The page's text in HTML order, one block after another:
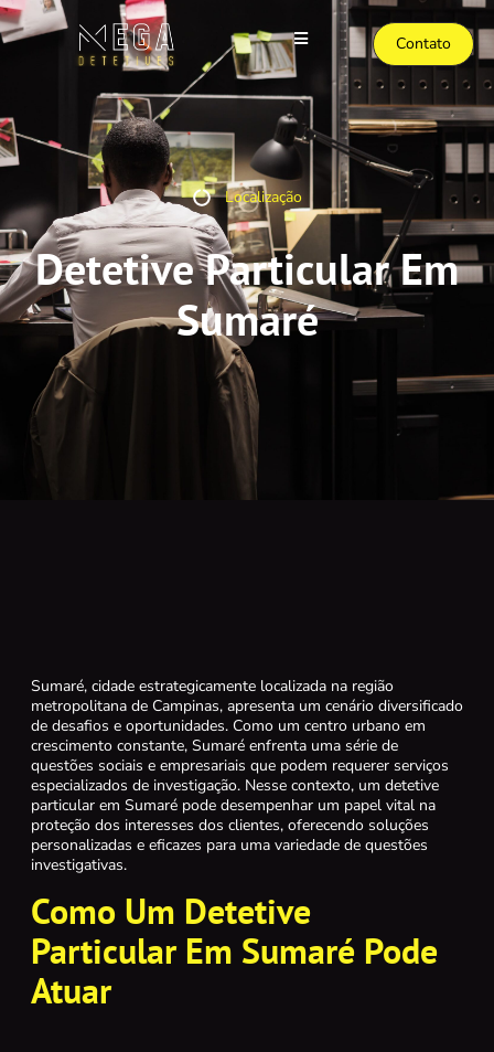
Contato
Localização
Detetive Particular Em
Sumaré
Sumaré, cidade estrategicamente localizada na região
metropolitana de Campinas, apresenta um cenário diversificado
de desafios e oportunidades. Como um centro urbano em
crescimento constante, Sumaré enfrenta uma série de
questões sociais e empresariais que podem requerer serviços
especializados de investigação. Nesse contexto, um detetive
particular em Sumaré pode desempenhar um papel vital na
proteção dos interesses dos clientes, oferecendo soluções
personalizadas e eficazes para uma variedade de questões
investigativas.
Como Um Detetive
Particular Em Sumaré Pode
Atuar